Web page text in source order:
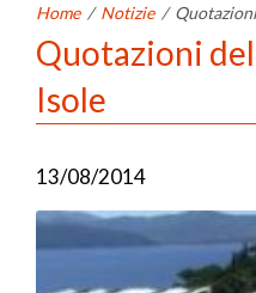
Home / Notizie /
Quotazioni
Isole
13/08/2014